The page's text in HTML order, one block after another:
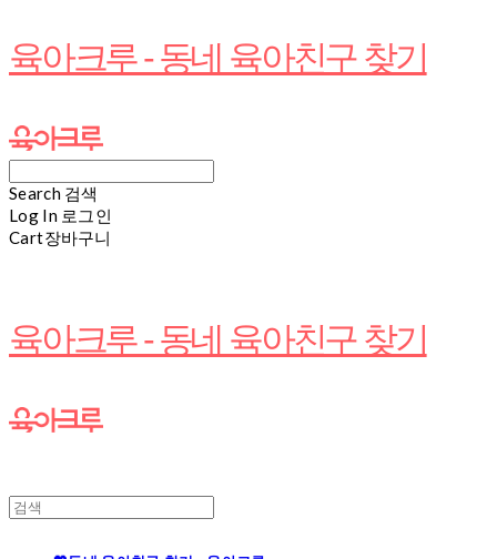
육아크루 - 동네 육아친구 찾기
Search 검색
Log In 로그인
Cart장바구니
육아크루 - 동네 육아친구 찾기